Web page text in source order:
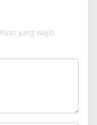
Ruas yang wajib